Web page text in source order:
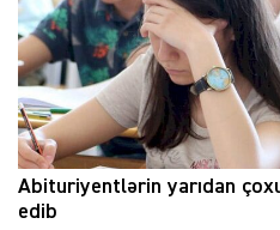
Abituriyentlərin yarıdan
edib